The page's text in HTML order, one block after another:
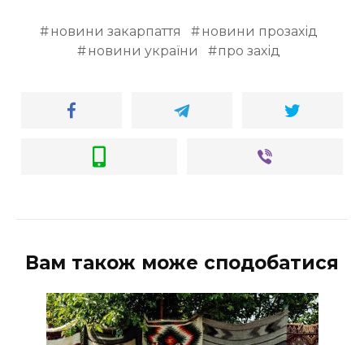
новини закарпаття
новини прозахід
новини україни
про захід
Вам також може сподобатися